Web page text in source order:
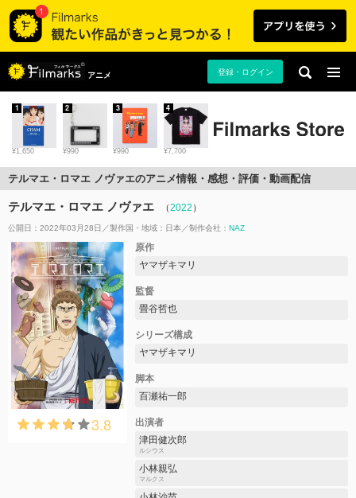
アニメ 登録・ログイン
¥1,650
1
¥990
2
¥990
3
¥7,700
4
テルマエ・ロマエ ノヴァエのアニメ情報・感想・評価・動画配信
テルマエ・ロマエ ノヴァエ （2022 ）
公開日：2022年03月28日 製作国・地域： 日本 制作会社： NAZ
3.8
原作
ヤマザキマリ
監督
畳谷哲也
シリーズ構成
ヤマザキマリ
脚本
百瀬祐一郎
出演者
津田健次郎
ルシウス
小林親弘
マルクス